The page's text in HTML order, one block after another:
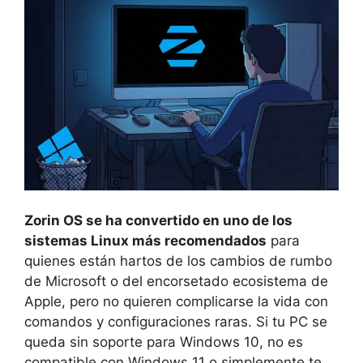
Zorin OS se ha convertido en uno de los
sistemas Linux más recomendados para
quienes están hartos de los cambios de rumbo
de Microsoft o del encorsetado ecosistema de
Apple, pero no quieren complicarse la vida con
comandos y configuraciones raras. Si tu PC se
queda sin soporte para Windows 10, no es